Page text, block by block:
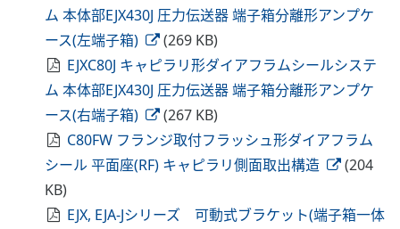
ム 本体部EJX430J 圧力伝送器 端子箱分離形アンプケ
ース(左端子箱)
(269 KB)
EJXC80J キャピラリ形ダイアフラムシールシステ
ム 本体部EJX430J 圧力伝送器 端子箱分離形アンプケ
ース(右端子箱)
(267 KB)
C80FW フランジ取付フラッシュ形ダイアフラム
シール 平面座(RF) キャピラリ側面取出構造
(204
KB)
EJX, EJA-Jシリーズ 可動式ブラケット(端子箱一体